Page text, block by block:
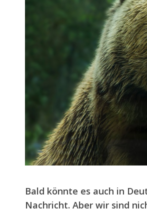
Bald könnte es auch in
Nachricht. Aber wir sind